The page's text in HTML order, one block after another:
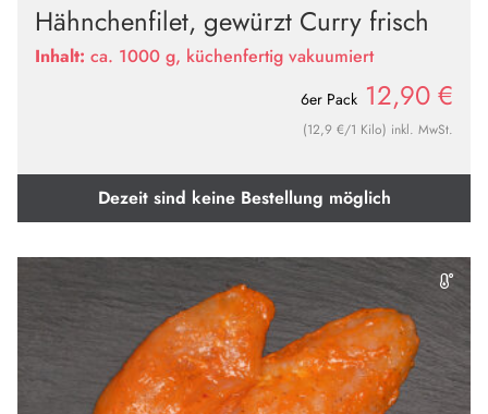
Hähnchenfilet, gewürzt Curry frisch
Inhalt: ca. 1000 g, küchenfertig vakuumiert
6er Pack 12,90 €
(12,9 €/1 Kilo) inkl. MwSt.
Dezeit sind keine Bestellung möglich